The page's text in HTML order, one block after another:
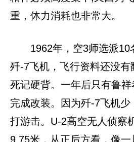
重，体力消耗也非常大。
1962年，空3师选派10
歼-7飞机，飞行资料还没
死记硬背。一年后只有鲁
完成改装。因为歼-7飞机少
打游击。U-2高空无人侦察
9.75米，从正后方看，像一